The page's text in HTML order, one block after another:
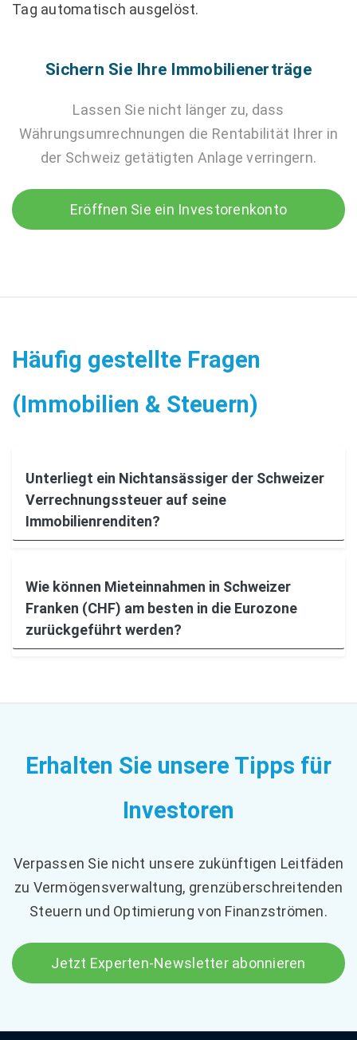
Tag automatisch ausgelöst.
Sichern Sie Ihre Immobilienerträge
Lassen Sie nicht länger zu, dass
Währungsumrechnungen die Rentabilität Ihrer in
der Schweiz getätigten Anlage verringern.
Eröffnen Sie ein Investorenkonto
Häufig gestellte Fragen
(Immobilien & Steuern)
Unterliegt ein Nichtansässiger der Schweizer
Verrechnungssteuer auf seine
Immobilienrenditen?
Wie können Mieteinnahmen in Schweizer
Franken (CHF) am besten in die Eurozone
zurückgeführt werden?
Erhalten Sie unsere Tipps für
Investoren
Verpassen Sie nicht unsere zukünftigen Leitfäden
zu Vermögensverwaltung, grenzüberschreitenden
Steuern und Optimierung von Finanzströmen.
Jetzt Experten-Newsletter abonnieren